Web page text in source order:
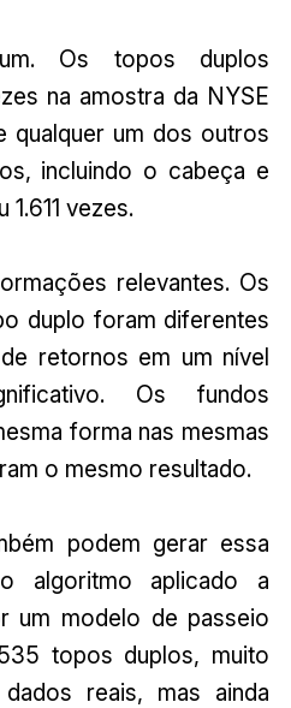
Os topos duplos
na amostra da NYSE
qualquer um dos outros
incluindo o cabeça e
vezes.
relevantes. Os
duplo foram diferentes
retornos em um nível
Os fundos
forma nas mesmas
o mesmo resultado.
podem gerar essa
algoritmo aplicado a
um modelo de passeio
topos duplos, muito
reais, mas ainda